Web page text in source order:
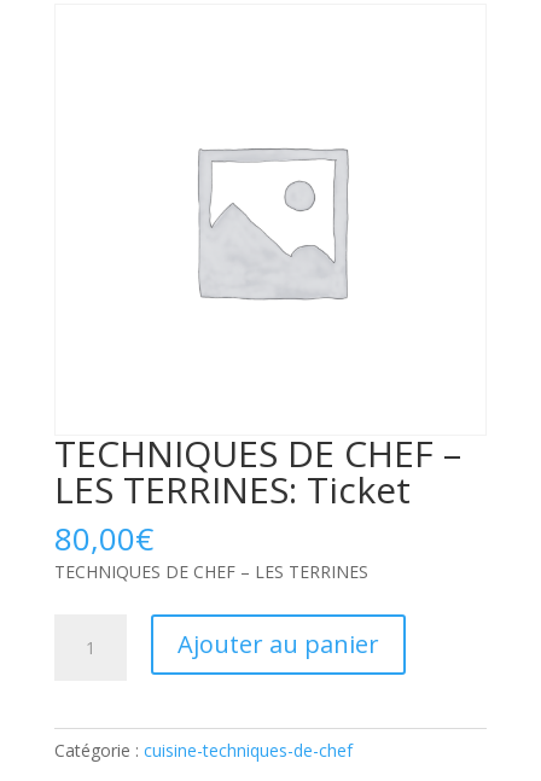
TECHNIQUES DE CHEF –
LES TERRINES: Ticket
80,00€
TECHNIQUES DE CHEF – LES TERRINES
CHEF
Ajouter au panier
Catégorie : cuisine-techniques-de-chef